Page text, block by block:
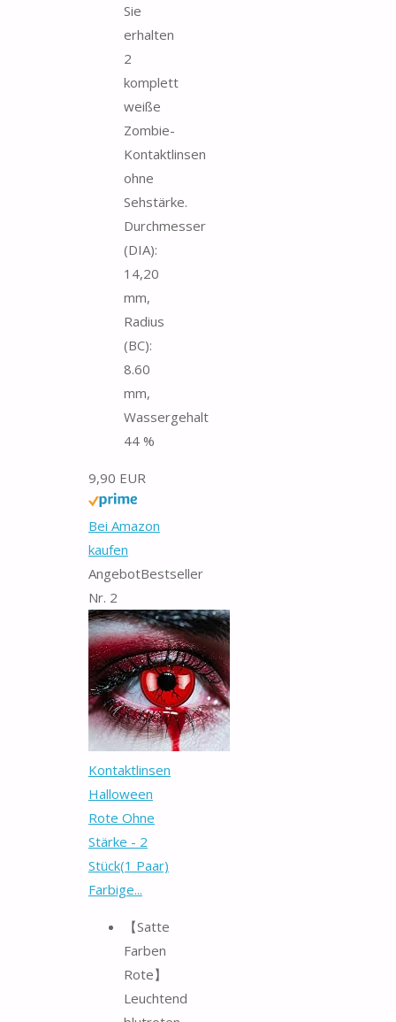
Sie
erhalten
2
komplett
weiße
Zombie-
Kontaktlinsen
ohne
Sehstärke.
Durchmesser
(DIA):
14,20
mm,
Radius
(BC):
8.60
mm,
Wassergehalt
44 %
9,90 EUR
Bei Amazon
kaufen
AngebotBestseller
Nr. 2
Kontaktlinsen
Halloween
Rote Ohne
Stärke - 2
Stück(1 Paar)
Farbige...
【Satte
Farben
Rote】
Leuchtend